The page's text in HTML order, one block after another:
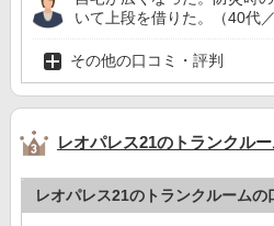
いて上段を借りた。（40代／
その他の口コミ・評判
レオパレス21のトランクル
レオパレス21のトランクルームの